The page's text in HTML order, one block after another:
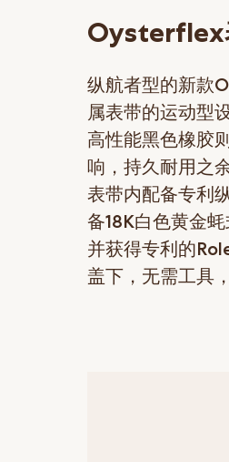
Oysterflex
纵航者型的新款
属表带的运动型
高性能黑色橡胶
响，持久耐用之
表带内配备专利
备18K白色黄金
并获得专利的
盖下，无需工具